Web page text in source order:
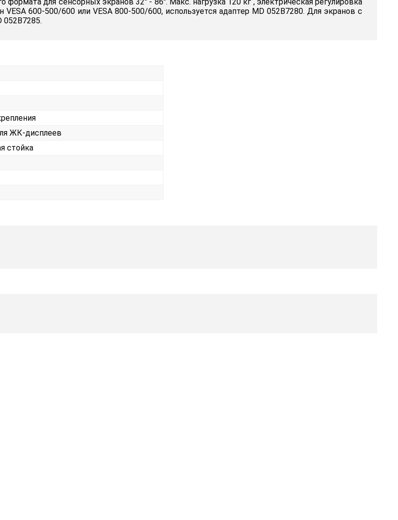
для сенсорных экранов 32'' - 86''. Макс. нагрузка 120 кг , электрическая регулировка
600-500/600 или VESA 800-500/600, используется адаптер MD 052B7280. Для экранов с
052B7285.
ЖК-дисплеев
стойка